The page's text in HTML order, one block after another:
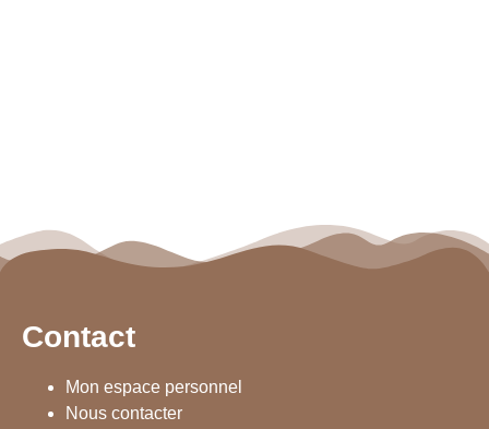
Contact
Mon espace personnel
Nous contacter